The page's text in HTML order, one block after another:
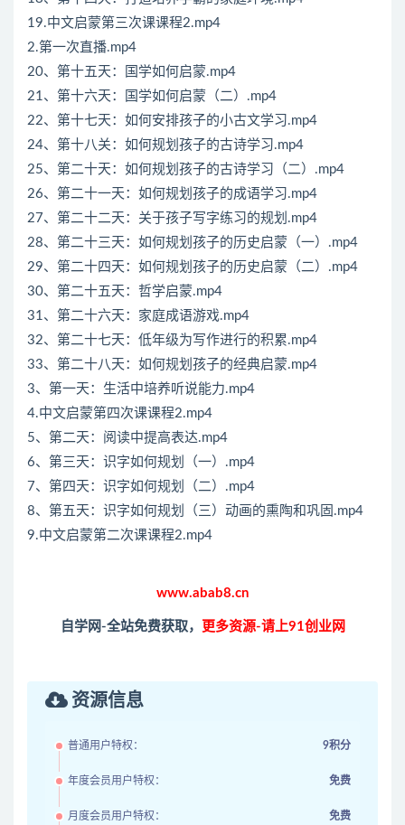
19.中文启蒙第三次课课程2.mp4
2.第一次直播.mp4
20、第十五天：国学如何启蒙.mp4
21、第十六天：国学如何启蒙（二）.mp4
22、第十七天：如何安排孩子的小古文学习.mp4
24、第十八关：如何规划孩子的古诗学习.mp4
25、第二十天：如何规划孩子的古诗学习（二）.mp4
26、第二十一天：如何规划孩子的成语学习.mp4
27、第二十二天：关于孩子写字练习的规划.mp4
28、第二十三天：如何规划孩子的历史启蒙（一）.mp4
29、第二十四天：如何规划孩子的历史启蒙（二）.mp4
30、第二十五天：哲学启蒙.mp4
31、第二十六天：家庭成语游戏.mp4
32、第二十七天：低年级为写作进行的积累.mp4
33、第二十八天：如何规划孩子的经典启蒙.mp4
3、第一天：生活中培养听说能力.mp4
4.中文启蒙第四次课课程2.mp4
5、第二天：阅读中提高表达.mp4
6、第三天：识字如何规划（一）.mp4
7、第四天：识字如何规划（二）.mp4
8、第五天：识字如何规划（三）动画的熏陶和巩固.mp4
9.中文启蒙第二次课课程2.mp4
www.abab8.cn
自学网-全站免费获取， 更多资源-请上91创业网
资源信息
普通用户特权： 9积分
年度会员用户特权： 免费
月度会员用户特权： 免费